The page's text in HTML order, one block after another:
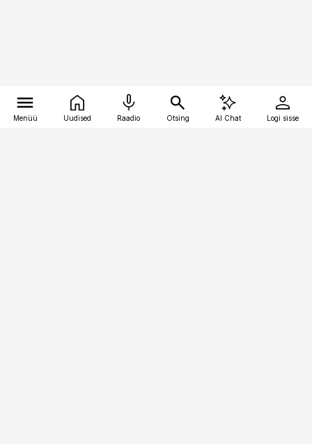
Menüü Uudised Raadio Otsing AI Chat Logi sisse